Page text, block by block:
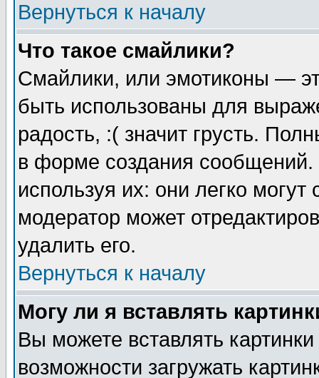
Вернуться к началу
Что такое смайлики?
Смайлики, или эмотиконы —
быть использованы для
радость, :( значит грусть.
в форме создания сообщений.
используя их: они легко
модератор может
удалить его.
Вернуться к началу
Могу ли я вставлять
Вы можете вставлять
возможности загружать